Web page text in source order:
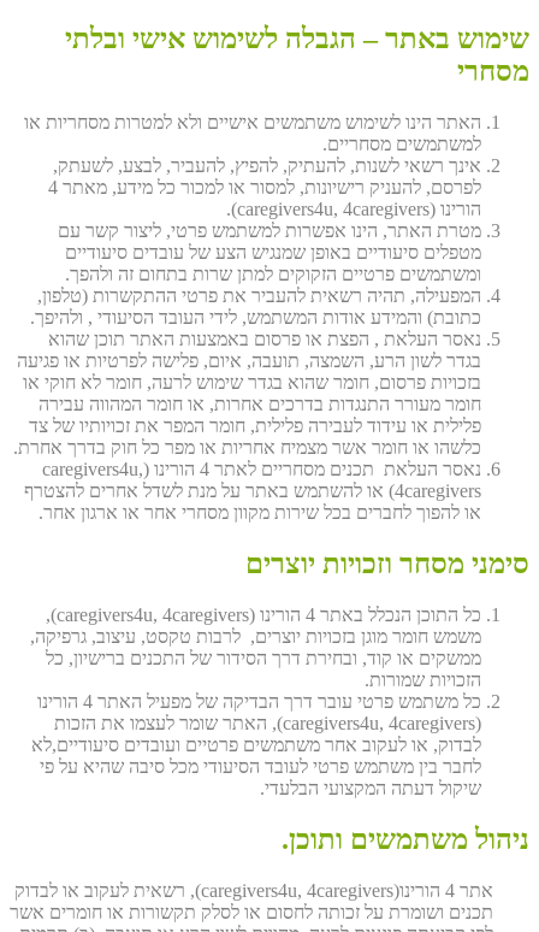
שימוש באתר – הגבלה לשימוש אישי ובלתי
מסחרי
האתר הינו לשימוש משתמשים אישיים ולא למטרות מסחריות או
למשתמשים מסחריים.
אינך רשאי לשנות, להעתיק, להפיץ, להעביר, לבצע, לשעתק,
לפרסם, להעניק רישיונות, למסור או למכור כל מידע, מאתר 4
הורינו (caregivers4u, 4caregivers).
מטרת האתר, הינו אפשרות למשתמש פרטי, ליצור קשר עם
מטפלים סיעודיים באופן שמנגיש הצע של עובדים סיעודיים
ומשתמשים פרטיים הזקוקים למתן שרות בתחום זה ולהפך.
המפעילה, תהיה רשאית להעביר את פרטי ההתקשרות (טלפון,
כתובת) והמידע אודות המשתמש, לידי העובד הסיעודי , ולהיפך.
נאסר העלאת , הפצת או פרסום באמצעות האתר תוכן שהוא
בגדר לשון הרע, השמצה, תועבה, איום, פלישה לפרטיות או פגיעה
בזכויות פרסום, חומר שהוא בגדר שימוש לרעה, חומר לא חוקי או
חומר מעורר התנגדות בדרכים אחרות, או חומר המהווה עבירה
פלילית או עידוד לעבירה פלילית, חומר המפר את זכויותיו של צד
כלשהו או חומר אשר מצמיח אחריות או מפר כל חוק בדרך אחרת.
נאסר העלאת תכנים מסחריים לאתר 4 הורינו (caregivers4u,
4caregivers) או להשתמש באתר על מנת לשדל אחרים להצטרף
או להפוך לחברים בכל שירות מקוון מסחרי אחר או ארגון אחר.
סימני מסחר וזכויות יוצרים
כל התוכן הנכלל באתר 4 הורינו (caregivers4u, 4caregivers),
משמש חומר מוגן בזכויות יוצרים, לרבות טקסט, עיצוב, גרפיקה,
ממשקים או קוד, ובחירת דרך הסידור של התכנים ברישיון, כל
הזכויות שמורות.
כל משתמש פרטי עובר דרך הבדיקה של מפעיל האתר 4 הורינו
(caregivers4u, 4caregivers), האתר שומר לעצמו את הזכות
לבדוק, או לעקוב אחר משתמשים פרטיים ועובדים סיעודיים,לא
לחבר בין משתמש פרטי לעובד הסיעודי מכל סיבה שהיא על פי
שיקול דעתה המקצועי הבלעדי.
ניהול משתמשים ותוכן.
אתר 4 הורינו(caregivers4u, 4caregivers), רשאית לעקוב או לבדוק
תכנים ושומרת על זכותה לחסום או לסלק תקשורות או חומרים אשר